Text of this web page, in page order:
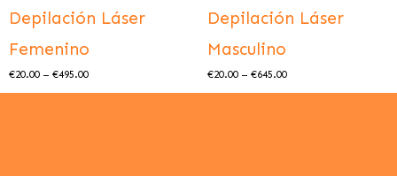
Depilación Láser
Femenino
€20.00 – €495.00
Depilación Láser
Masculino
€20.00 – €645.00